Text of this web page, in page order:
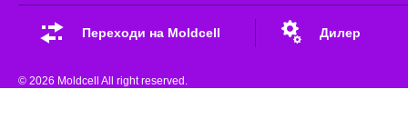
Переходи на Moldcell Дилер
© 2026 Moldcell All right reserved.